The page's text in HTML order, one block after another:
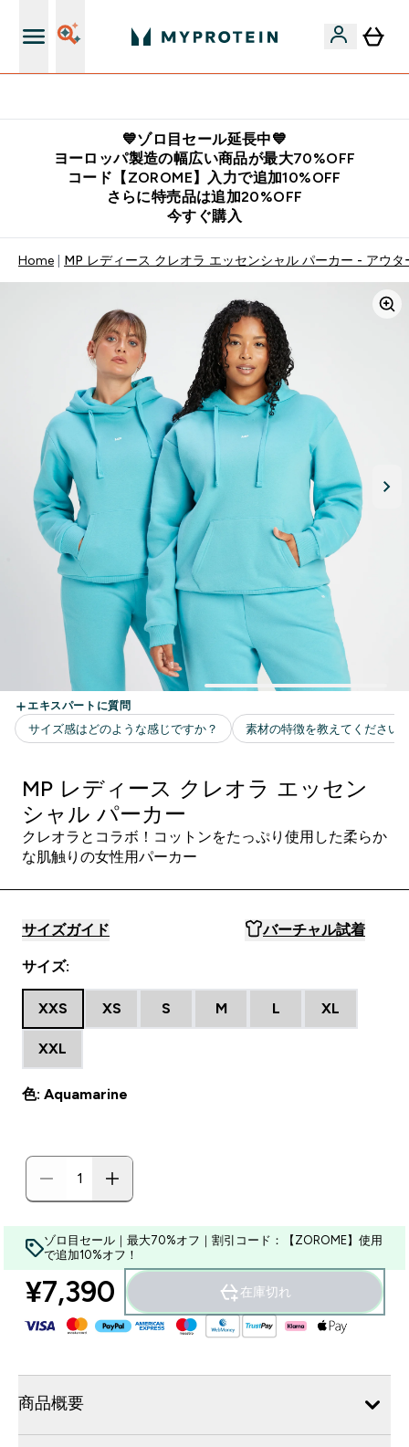
💙ゾロ目セール延長中💙
ヨーロッパ製造の幅広い商品が最大70%OFF
コード【ZOROME】入力で追加10%OFF
さらに特売品は追加20%OFF
今すぐ購入
Home MP レディース クレオラ エッセンシャル パーカー - アウ
MP レディース クレオラ エッセン
シャル パーカー
クレオラとコラボ！コットンをたっぷり使用した柔らか
な肌触りの女性用パーカー
サイズガイド バーチャル試着
サイズ:
XXS XS S M L XL
XXL
色: Aquamarine
ゾロ目セール｜最大70%オフ｜割引コード：【ZOROME】使用
で追加10%オフ！
¥7,390‎ 在庫切れ
商品概要